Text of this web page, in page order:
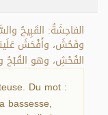
الفاحِشَةُ: القَبِيحُ
وفَحُشَ، وأَفْحَشَ
الفُحْشِ، وهو القُبْحُ
Du mot :
bassesse,